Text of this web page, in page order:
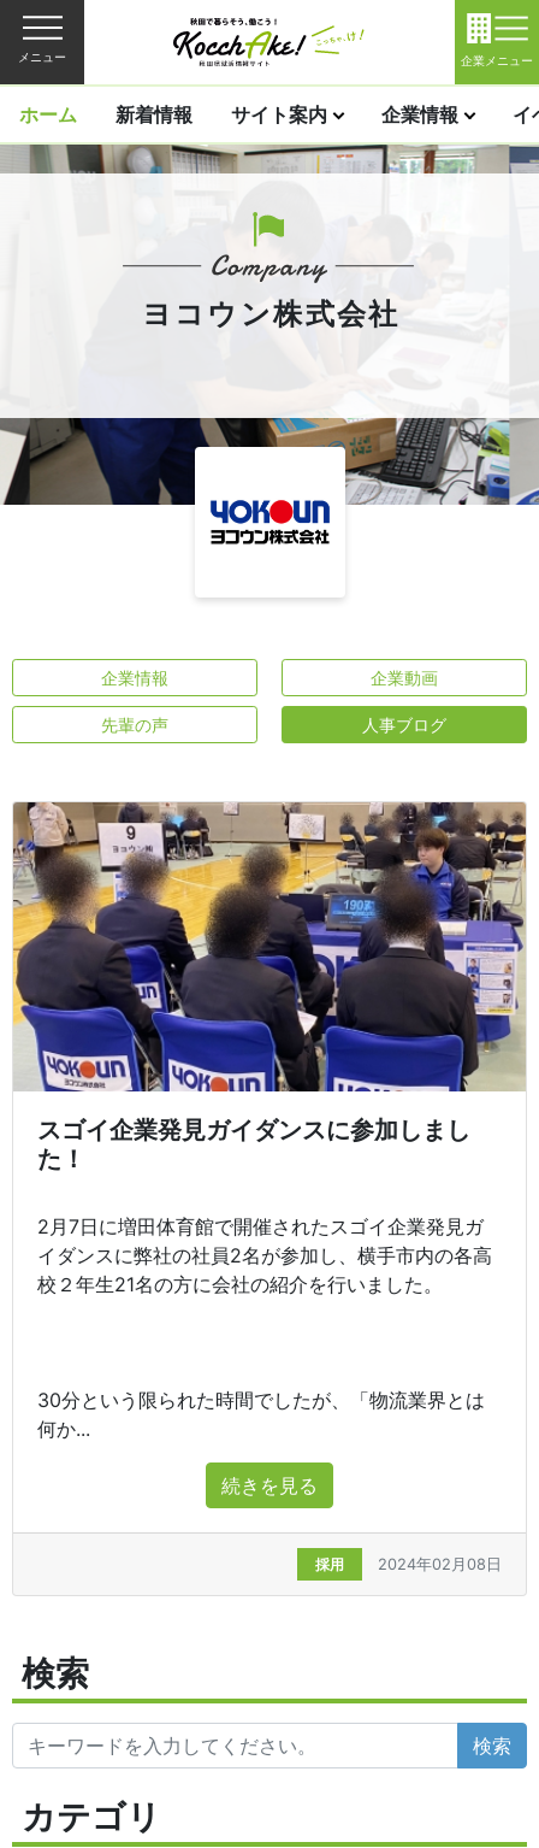
メニュー 企業メニュー
ホーム 新着情報 サイト案内 企業情報 イ
ヨコウン株式会社
企業情報 企業動画
先輩の声 人事ブログ
スゴイ企業発見ガイダンスに参加しまし
た！
2月7日に増田体育館で開催されたスゴイ企業発見ガ
イダンスに弊社の社員2名が参加し、横手市内の各高
校２年生21名の方に会社の紹介を行いました。
30分という限られた時間でしたが、「物流業界とは
何か...
続きを見る
採用 2024年02月08日
検索
検索
カテゴリ